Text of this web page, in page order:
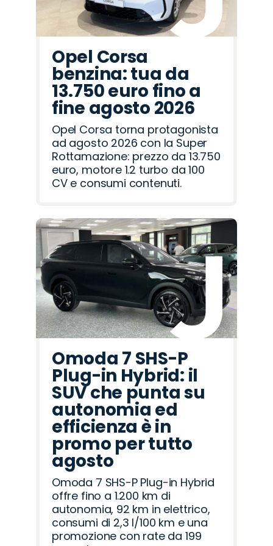
Opel Corsa
benzina: tua da
13.750 euro fino a
fine agosto 2026
Opel Corsa torna protagonista
ad agosto 2026 con la Super
Rottamazione: prezzo da 13.750
euro, motore 1.2 turbo da 100
CV e consumi contenuti.
Omoda 7 SHS-P
Plug-in Hybrid: il
SUV che punta su
autonomia ed
efficienza è in
promo per tutto
agosto
Omoda 7 SHS-P Plug-in Hybrid
offre fino a 1.200 km di
autonomia, 92 km in elettrico,
consumi di 2,3 l/100 km e una
promozione con rate da 199